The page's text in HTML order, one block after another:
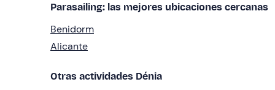
Parasailing: las mejores ubicaciones cercanas
Benidorm
Alicante
Otras actividades Dénia